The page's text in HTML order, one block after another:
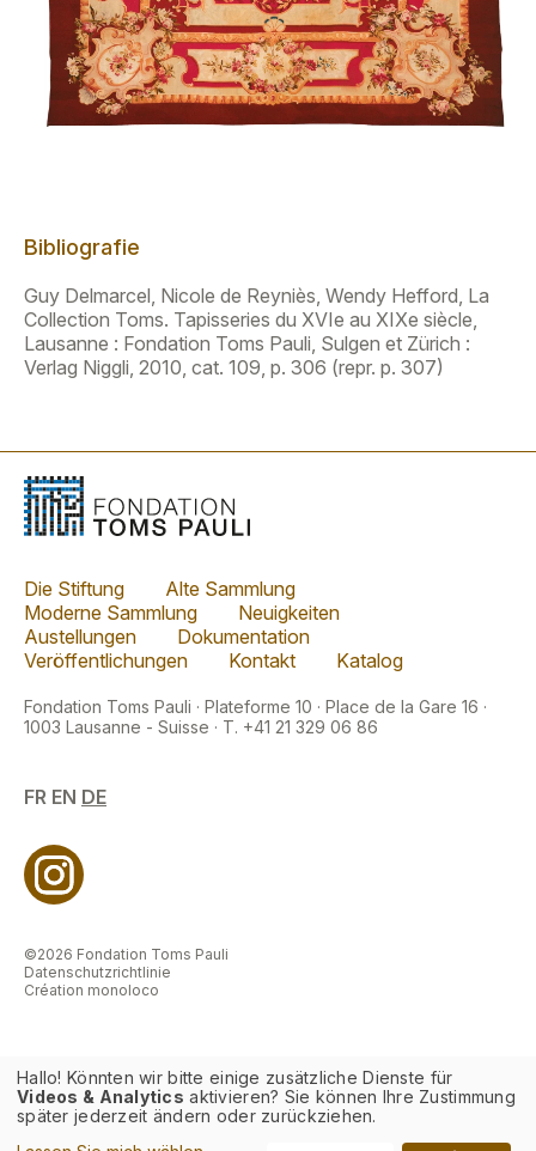
Bibliografie
Guy Delmarcel, Nicole de Reyniès, Wendy Hefford, La
Collection Toms. Tapisseries du XVIe au XIXe siècle,
Lausanne : Fondation Toms Pauli, Sulgen et Zürich :
Verlag Niggli, 2010, cat. 109, p. 306 (repr. p. 307)
Die Stiftung
Alte Sammlung
Moderne Sammlung
Neuigkeiten
Austellungen
Dokumentation
Veröffentlichungen
Kontakt Katalog
Fondation Toms Pauli · Plateforme 10 · Place de la Gare 16 ·
1003 Lausanne - Suisse · T. +41 21 329 06 86
FR EN DE
©2026 Fondation Toms Pauli
Datenschutzrichtlinie
Création monoloco
Hallo! Könnten wir bitte einige zusätzliche Dienste für
Videos & Analytics aktivieren? Sie können Ihre Zustimmung
später jederzeit ändern oder zurückziehen.